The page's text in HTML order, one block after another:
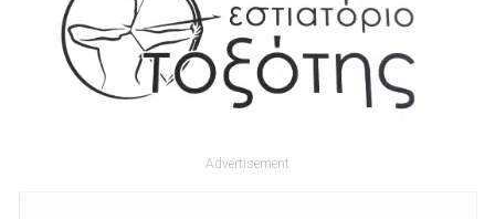
Advertisement